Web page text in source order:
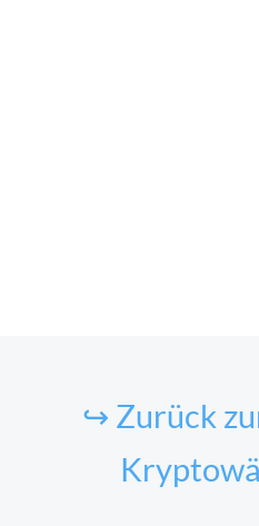
↪ Zurück